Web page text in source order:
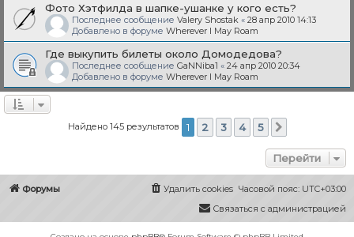
Фото Хэтфилда в шапке-ушанке у кого есть?
Последнее сообщение Valery Shostak « 28 апр 2010 14:13
Добавлено в форуме Wherever I May Roam
Где выкупить билеты около Домодедова?
Последнее сообщение GaNNiba1 « 24 апр 2010 20:34
Добавлено в форуме Wherever I May Roam
Найдено 145 результатов 1 2 3 4 5
Перейти
Форумы Часовой пояс: UTC+03:00
Удалить cookies
Связаться с администрацией